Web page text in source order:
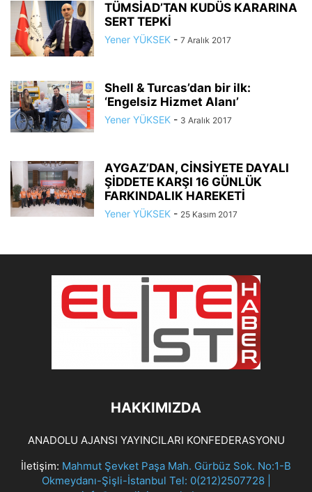
TÜMSİAD’TAN KUDÜS KARARINA
SERT TEPKİ
Yener YÜKSEK - 7 Aralık 2017
Shell & Turcas’dan bir ilk:
‘Engelsiz Hizmet Alanı’
Yener YÜKSEK - 3 Aralık 2017
AYGAZ’DAN, CİNSİYETE DAYALI
ŞİDDETE KARŞI 16 GÜNLÜK
FARKINDALIK HAREKETİ
Yener YÜKSEK - 25 Kasım 2017
HAKKIMIZDA
ANADOLU AJANSI YAYINCILARI KONFEDERASYONU
İletişim: Mahmut Şevket Paşa Mah. Gürbüz Sok. No:1-B
Okmeydanı-Şişli-İstanbul Tel: 0(212)2507728 |